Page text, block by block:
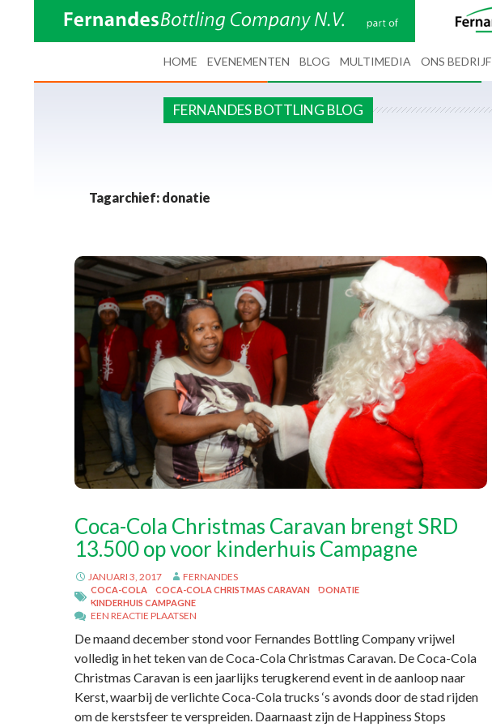
HOME EVENEMENTEN BLOG MULTIMEDIA ONS BEDRIJF
FERNANDES BOTTLING BLOG
Tagarchief: donatie
Coca-Cola Christmas Caravan brengt SRD
13.500 op voor kinderhuis Campagne
JANUARI 3, 2017 FERNANDES
COCA-COLA COCA-COLA CHRISTMAS CARAVAN
DONATIE
KINDERHUIS CAMPAGNE
EEN REACTIE PLAATSEN
De maand december stond voor Fernandes Bottling Company vrijwel
volledig in het teken van de Coca-Cola Christmas Caravan. De Coca-Cola
Christmas Caravan is een jaarlijks terugkerend event in de aanloop naar
Kerst, waarbij de verlichte Coca-Cola trucks ‘s avonds door de stad rijden
om de kerstsfeer te verspreiden. Daarnaast zijn de Happiness Stops